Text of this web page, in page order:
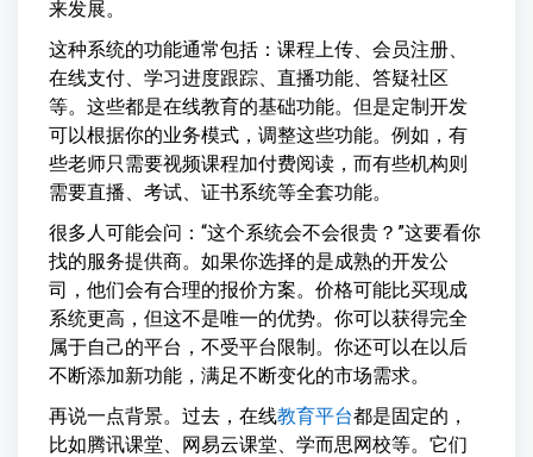
来发展。
这种系统的功能通常包括：课程上传、会员注册、
在线支付、学习进度跟踪、直播功能、答疑社区
等。这些都是在线教育的基础功能。但是定制开发
可以根据你的业务模式，调整这些功能。例如，有
些老师只需要视频课程加付费阅读，而有些机构则
需要直播、考试、证书系统等全套功能。
很多人可能会问：“这个系统会不会很贵？”这要看你
找的服务提供商。如果你选择的是成熟的开发公
司，他们会有合理的报价方案。价格可能比买现成
系统更高，但这不是唯一的优势。你可以获得完全
属于自己的平台，不受平台限制。你还可以在以后
不断添加新功能，满足不断变化的市场需求。
再说一点背景。过去，在线教育平台都是固定的，
比如腾讯课堂、网易云课堂、学而思网校等。它们